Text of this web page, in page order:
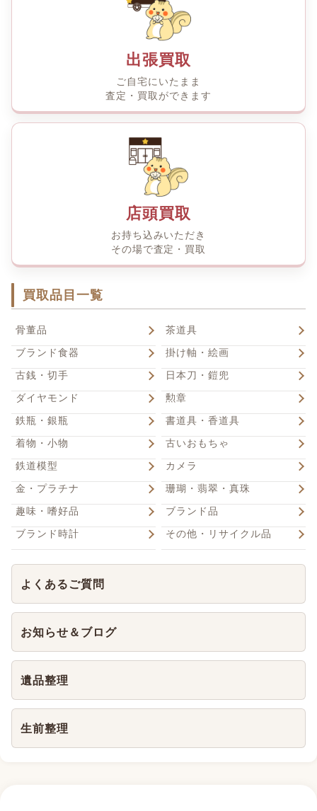
出張買取
ご自宅にいたまま
査定・買取ができます
店頭買取
お持ち込みいただき
その場で査定・買取
買取品目一覧
骨董品
茶道具
ブランド食器
掛け軸・絵画
古銭・切手
日本刀・鎧兜
ダイヤモンド
勲章
鉄瓶・銀瓶
書道具・香道具
着物・小物
古いおもちゃ
鉄道模型
カメラ
金・プラチナ
珊瑚・翡翠・真珠
趣味・嗜好品
ブランド品
ブランド時計
その他・リサイクル品
よくあるご質問
お知らせ＆ブログ
遺品整理
生前整理